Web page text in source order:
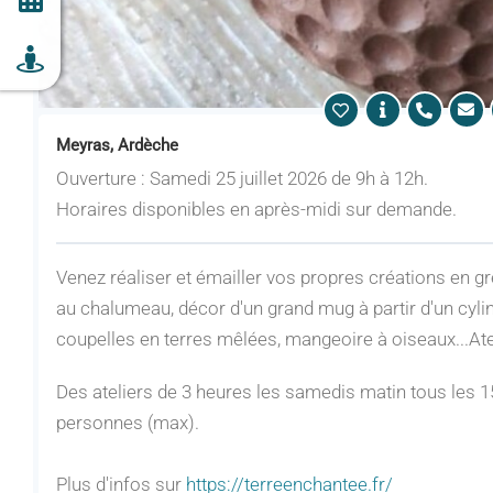
Meyras, Ardèche
Ouverture : Samedi 25 juillet 2026 de 9h à 12h.
Horaires disponibles en après-midi sur demande.
Venez réaliser et émailler vos propres créations en
au chalumeau, décor d'un grand mug à partir d'un
coupelles en terres mêlées, mangeoire à
Des ateliers de 3 heures les samedis matin tous les
personnes (max).
Plus d'infos sur https://terreenchantee.fr/